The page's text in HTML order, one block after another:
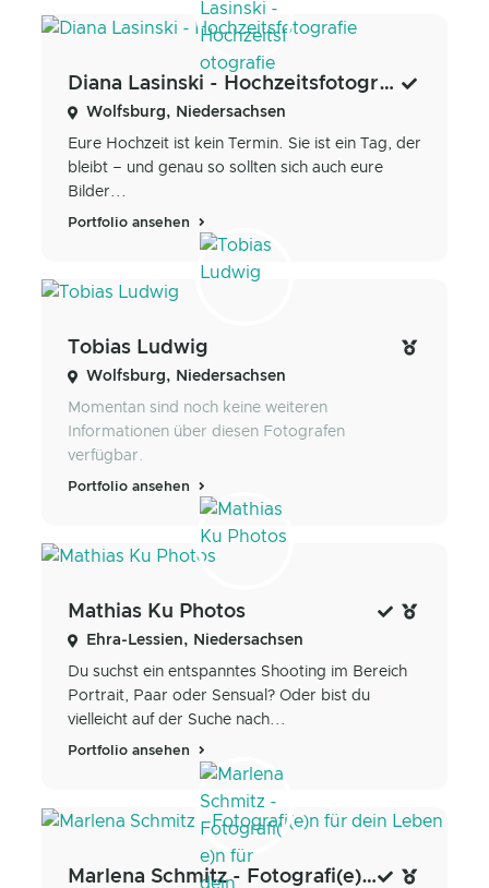
Diana Lasinski - Hochzeitsfotografie
Wolfsburg, Niedersachsen
Eure Hochzeit ist kein Termin. Sie ist ein Tag, der
bleibt – und genau so sollten sich auch eure
Bilder...
Portfolio ansehen
Tobias Ludwig
Wolfsburg, Niedersachsen
Momentan sind noch keine weiteren
Informationen über diesen Fotografen
verfügbar.
Portfolio ansehen
Mathias Ku Photos
Ehra-Lessien, Niedersachsen
Du suchst ein entspanntes Shooting im Bereich
Portrait, Paar oder Sensual? Oder bist du
vielleicht auf der Suche nach...
Portfolio ansehen
Marlena Schmitz - Fotografi(e)n für dein Leben